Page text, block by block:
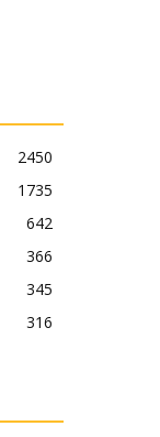
2450
1735
642
366
345
316